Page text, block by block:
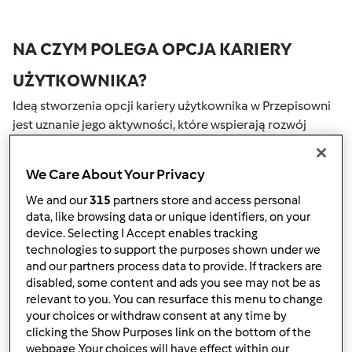
NA CZYM POLEGA OPCJA KARIERY
UŻYTKOWNIKA?
Ideą stworzenia opcji kariery użytkownika w Przepisowni
jest uznanie jego aktywności, które wspierają rozwój
portalu społecznościowym są nagradzane przez punkty.
Osiągnięcie określonej liczby punktów, automatycznie
podwyższa Twoje miejsce w rankingu społecznościowym,
który określany jest numerem wewnątrz fartucha obok
nazwy użytkownika.
W JAKI SPOSÓB MOŻESZ OTRZYMAĆ
PUNKTY ZA AKTYWNOŚĆ?
Punkty można otrzymać za aktywności, które są
We Care About Your Privacy
We and our315 partners store and access personal
data, like browsing data or unique identifiers, on your
device. Selecting I Accept enables tracking
technologies to support the purposes shown under we
and our partners process data to provide. If trackers are
disabled, some content and ads you see may not be as
relevant to you. You can resurface this menu to change
your choices or withdraw consent at any time by
clicking the Show Purposes link on the bottom of the
webpage .Your choices will have effect within our